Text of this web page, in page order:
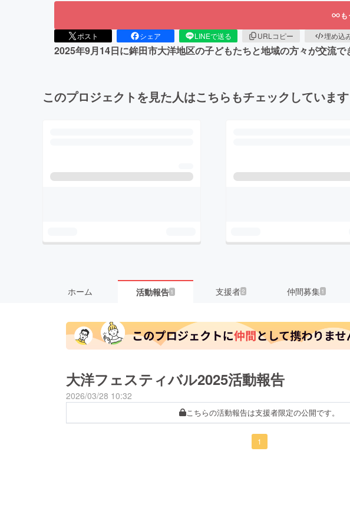
ポスト シェア LINEで送る URLコピー 埋め込
2025年9月14日に鉾田市大洋地区の子どもたちと地域の方々が交流
このプロジェクトを見た人はこちらもチェックしています
ホーム 活動報告 1 支援者2 仲間募集 1
大洋フェスティバル2025活動報告
2026/03/28 10:32
こちらの活動報告は支援者限定の公開です。
1